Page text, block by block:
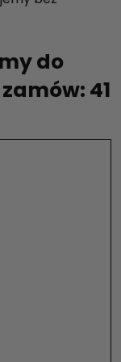
do
41